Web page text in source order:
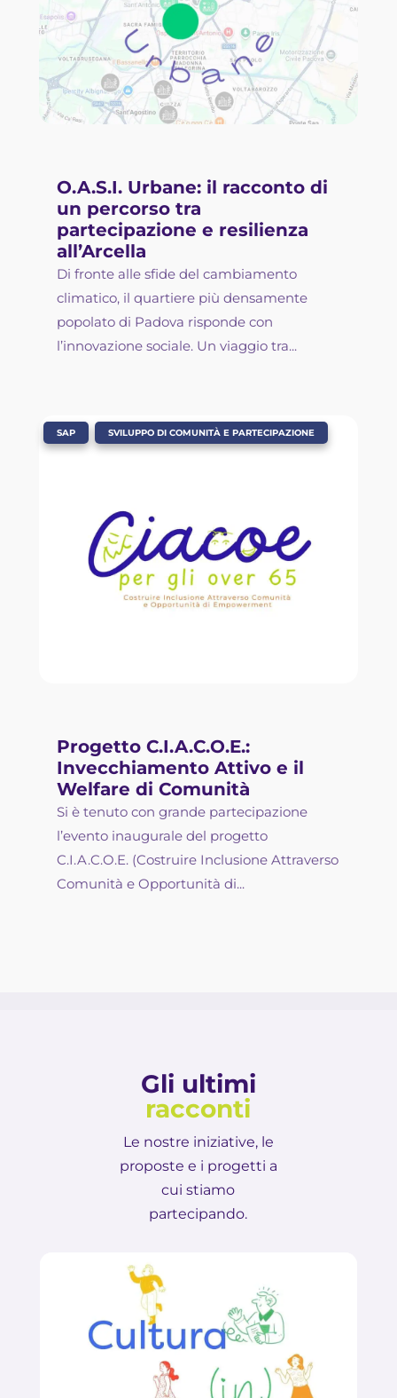
O.A.S.I. Urbane: il racconto di
un percorso tra
partecipazione e resilienza
all’Arcella
Di fronte alle sfide del cambiamento
climatico, il quartiere più densamente
popolato di Padova risponde con
l’innovazione sociale. Un viaggio tra...
Progetto C.I.A.C.O.E.:
Invecchiamento Attivo e il
Welfare di Comunità
SAP SVILUPPO DI COMUNITÀ E PARTECIPAZIONE
Si è tenuto con grande partecipazione
l’evento inaugurale del progetto
C.I.A.C.O.E. (Costruire Inclusione Attraverso
Comunità e Opportunità di...
Gli ultimi
racconti
Le nostre iniziative, le
proposte e i progetti a
cui stiamo
partecipando.